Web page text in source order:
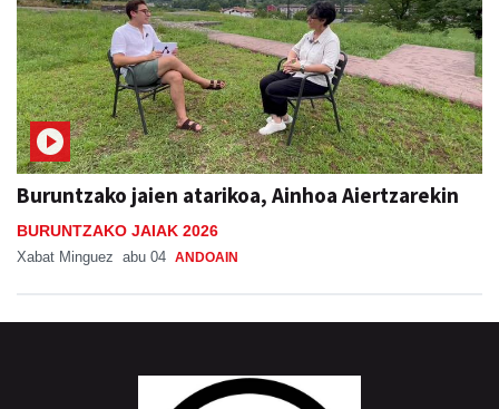
Buruntzako jaien atarikoa, Ainhoa Aiertzarekin
BURUNTZAKO JAIAK 2026
Xabat Minguez abu 04 ANDOAIN